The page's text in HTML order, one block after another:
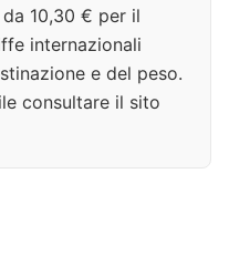
10,30 € per il
internazionali
e del peso.
consultare il sito